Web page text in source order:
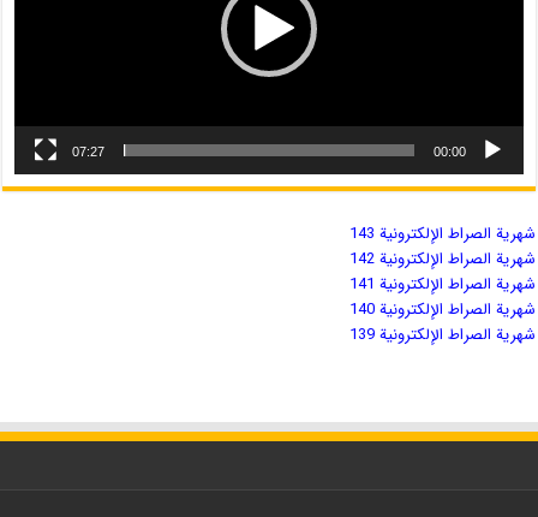
00:00
07:27
شهریة الصراط الإلكترونية 143
شهریة الصراط الإلكترونية 142
شهریة الصراط الإلكترونية 141
شهریة الصراط الإلكترونية 140
شهریة الصراط الإلكترونية 139